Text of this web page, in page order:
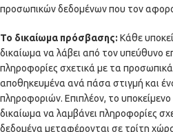
προσωπικών δεδομένων που τον
Το δικαίωμα πρόσβασης: Κάθε
δικαίωμα να λάβει από τον υπεύθυνο
πληροφορίες σχετικά με τα
αποθηκευμένα ανά πάσα στιγμή και
πληροφοριών. Επιπλέον, το
δικαίωμα να λαμβάνει πληροφορίες
δεδομένα μεταφέρονται σε τρίτη